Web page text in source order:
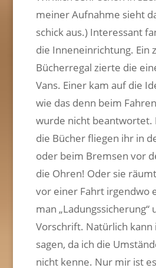
meiner Aufnahme sieht
schick aus.) Interessant
die Inneneinrichtung. Ein
Bücherregal zierte die
Vans. Einer kam auf die
wie das denn beim
wurde nicht beantwortet.
die Bücher fliegen ihr in
oder beim Bremsen vor
die Ohren! Oder sie
vor einer Fahrt irgendwo
man „Ladungssicherung“
Vorschrift. Natürlich kann
sagen, da ich die
nicht kenne. Nur mir ist